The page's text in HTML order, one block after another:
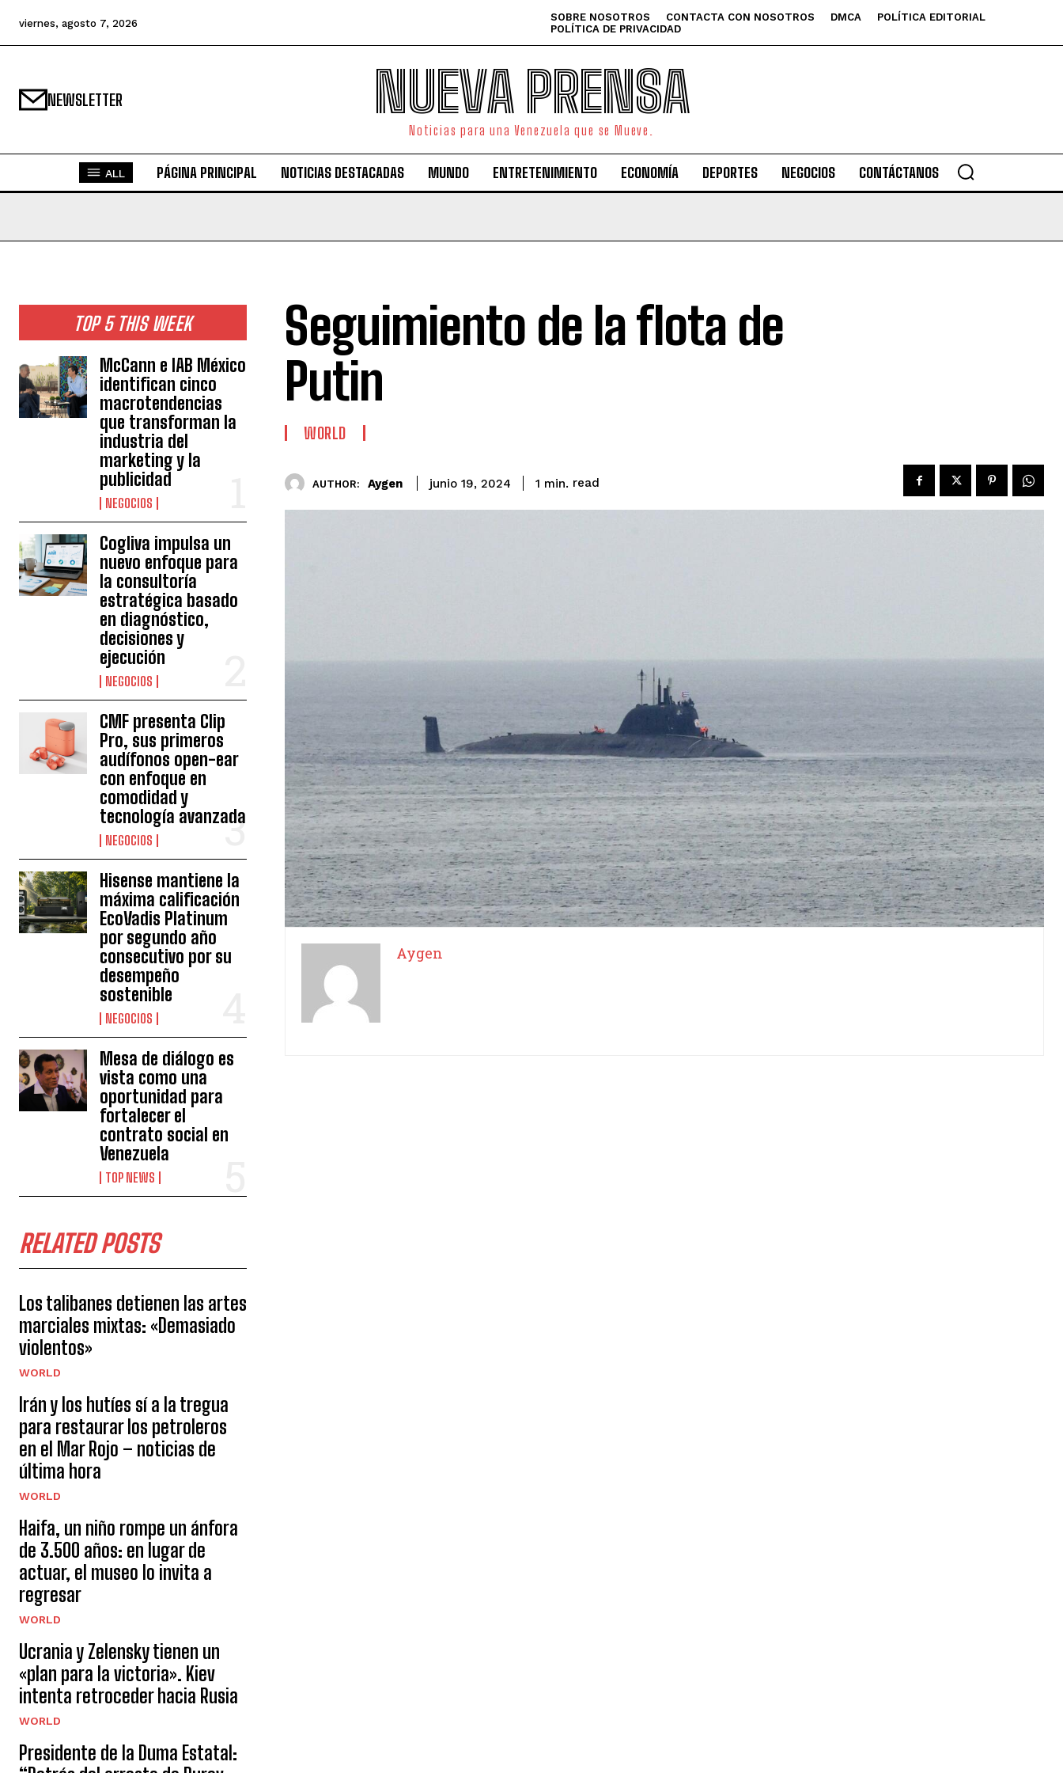
viernes, agosto 7, 2026 SOBRE NOSOTROS CONTACTA CON NOSOTROS DMCA
POLÍTICA EDITORIAL
POLÍTICA DE PRIVACIDAD
NEWSLETTER NUEVA PRENSA
Noticias para una Venezuela que se Mueve.
ALL PÁGINA PRINCIPAL NOTICIAS DESTACADAS MUNDO ENTRETENIMIENTO ECONOMÍA DEPORTES NEGOCIOS CONTÁCTANOS
TOP 5 THIS WEEK
McCann e IAB México
identifican cinco
macrotendencias
que transforman la
industria del
marketing y la
publicidad
NEGOCIOS
Cogliva impulsa un
nuevo enfoque para
la consultoría
estratégica basado
en diagnóstico,
decisiones y
ejecución
NEGOCIOS
CMF presenta Clip
Pro, sus primeros
audífonos open-ear
con enfoque en
comodidad y
tecnología avanzada
NEGOCIOS
Hisense mantiene la
máxima calificación
EcoVadis Platinum
por segundo año
consecutivo por su
desempeño
sostenible
NEGOCIOS
Mesa de diálogo es
vista como una
oportunidad para
fortalecer el
contrato social en
Venezuela
TOP NEWS
RELATED POSTS
Los talibanes detienen las artes
marciales mixtas: «Demasiado
violentos»
WORLD
Irán y los hutíes sí a la tregua
para restaurar los petroleros
en el Mar Rojo – noticias de
última hora
WORLD
Haifa, un niño rompe un ánfora
de 3.500 años: en lugar de
actuar, el museo lo invita a
regresar
WORLD
Ucrania y Zelensky tienen un
«plan para la victoria». Kiev
intenta retroceder hacia Rusia
WORLD
Presidente de la Duma Estatal:
Seguimiento de la flota de
Putin
WORLD
AUTHOR: Aygen junio 19, 2024 1 min. read
Aygen